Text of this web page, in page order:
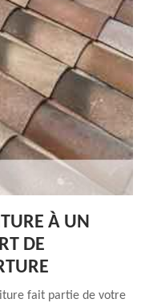
À UN
DE
fait partie de votre